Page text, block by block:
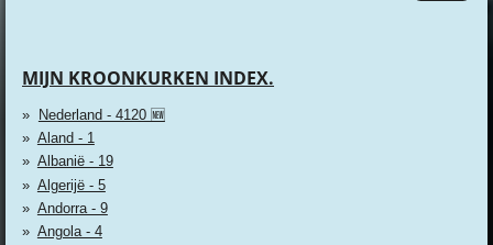
MIJN KROONKURKEN INDEX.
Nederland - 4120 🆕
Aland - 1
Albanië - 19
Algerijë - 5
Andorra - 9
Angola - 4